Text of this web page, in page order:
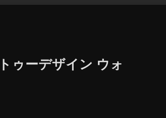
ゥーデザイン ウォ